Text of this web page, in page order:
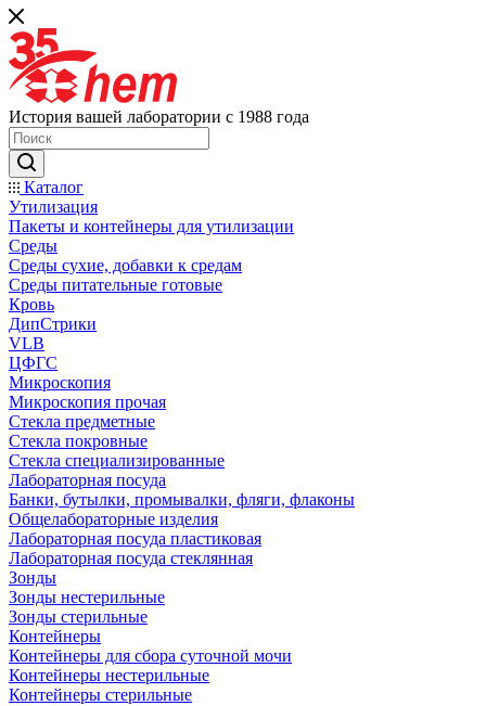
История вашей лаборатории с 1988 года
Каталог
Утилизация
Пакеты и контейнеры для утилизации
Среды
Среды сухие, добавки к средам
Среды питательные готовые
Кровь
ДипСтрики
VLB
ЦФГС
Микроскопия
Микроскопия прочая
Стекла предметные
Стекла покровные
Стекла специализированные
Лабораторная посуда
Банки, бутылки, промывалки, фляги, флаконы
Общелабораторные изделия
Лабораторная посуда пластиковая
Лабораторная посуда стеклянная
Зонды
Зонды нестерильные
Зонды стерильные
Контейнеры
Контейнеры для сбора суточной мочи
Контейнеры нестерильные
Контейнеры стерильные